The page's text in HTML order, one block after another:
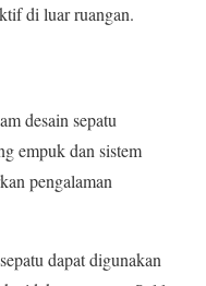
di luar ruangan.
desain sepatu
empuk dan sistem
pengalaman
dapat digunakan